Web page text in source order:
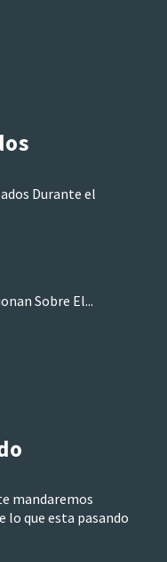
Durante el
Sobre El...
mandaremos
lo que esta pasando